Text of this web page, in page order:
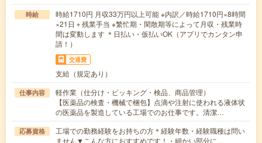
時給
時給1710円 月収33万円以上可能 ※内訳／時給1710円×8時間
×21日＋残業手当 ※繁忙期・閑散期等によって月収・残業時
間は変動します ＊日払い・仮払いOK（アプリでカンタン申
請！）
交通費
支給（規定あり）
仕事内容
軽作業（仕分け・ピッキング・検品、商品管理）
【医薬品の検査・機械で梱包】点滴や注射に使われる液体状
の医薬品を製造している工場でのお仕事です。清潔…
応募資格
工場での勤務経験をお持ちの方＊経験年数・経験職種は問い
ません▼こんな方におすすめです！・細かい部分に…